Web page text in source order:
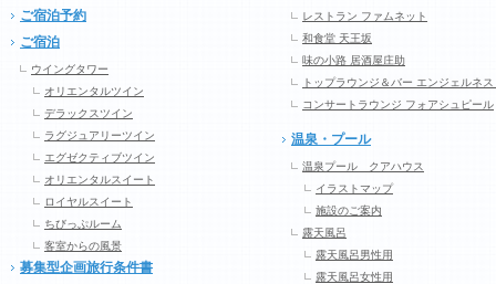
ご宿泊予約
ご宿泊
ウイングタワー
オリエンタルツイン
デラックスツイン
ラグジュアリーツイン
エグゼクティブツイン
オリエンタルスイート
ロイヤルスイート
ちびっぷルーム
客室からの風景
募集型企画旅行条件書
レストラン ファムネット
和食堂 天王坂
味の小路 居酒屋庄助
トップラウンジ＆バー エンジェルネス
コンサートラウンジ フォアシュピール
温泉・プール
温泉プール クアハウス
イラストマップ
施設のご案内
露天風呂
露天風呂男性用
露天風呂女性用